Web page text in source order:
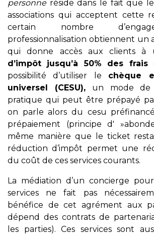
personneréside dans le fait que
associations qui acceptent cette
certain nombre
professionnalisation obtiennent un
qui donne accès aux clients à
d’impôt jusqu’à 50% des frais
possibilité d’utiliser le chèque
universel (CESU),un mode de
pratique qui peut être prépayé
on parle alors du cesu
prépaiement (principe d'
même manière que le ticket
réduction d’impôt permet une
du coût de ces services courants.
La médiation d’un concierge
services ne fait pas
bénéfice de cet agrément aux
dépend des contrats de
les parties). Ces services sont